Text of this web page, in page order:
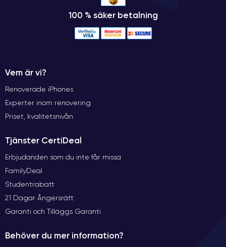
100 % säker betalning
Vem är vi?
Renoverade iPhones
Experter inom renovering
Priset, kvalitetsnivån
Tjänster CertiDeal
Erbjudanden som du inte får missa
FamilyDeal
Studentrabatt
21 Dagar Ångersrätt
Garanti och Tilläggs Garanti
Behöver du mer information?